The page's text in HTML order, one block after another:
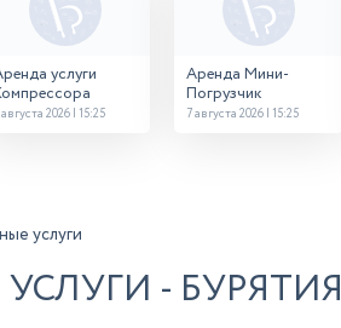
услуги
августа 2026 | 15:25
Аренда Мини-
Погрузчик
7 августа 2026 | 15:25
услуги
- БУРЯТИЯ